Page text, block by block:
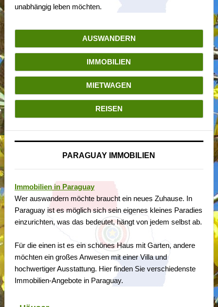
unabhängig leben möchten.
AUSWANDERN
IMMOBILIEN
MIETWAGEN
REISEN
PARAGUAY IMMOBILIEN
Immobilien in Paraguay
Wer auswandern möchte braucht ein neues Zuhause. In
Paraguay ist es möglich sich sein eigenes kleines Paradies
einzurichten, was das bedeutet, hängt von jedem selbst ab.
Für die einen ist es ein schönes Haus mit Garten, andere
möchten ein großes Anwesen mit einer Villa und
hochwertiger Ausstattung. Hier finden Sie verschiedenste
Immobilien-Angebote in Paraguay.